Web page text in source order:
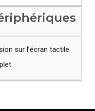
sur l’écran tactile